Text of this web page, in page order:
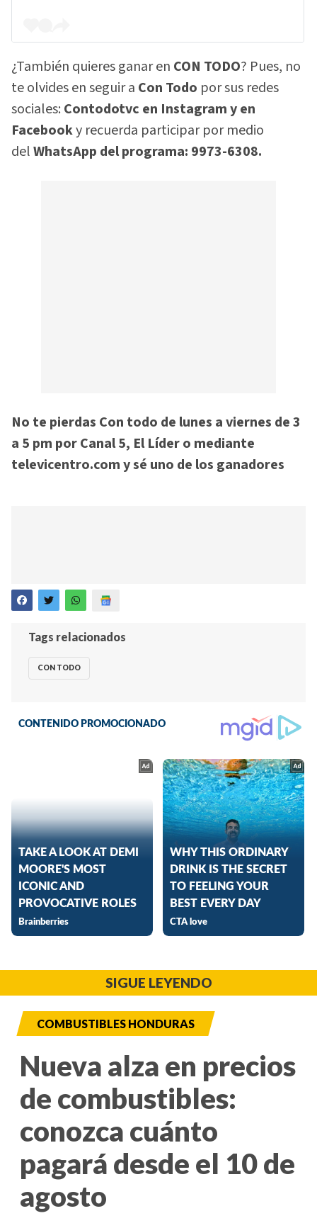
¿También quieres ganar en CON TODO? Pues, no
te olvides en seguir a Con Todo por sus redes
sociales: Contodotvc en Instagram y en
Facebooky recuerda participar por medio
delWhatsApp del programa: 9973-6308.
No te pierdas Con todo de lunes a viernes de 3
a 5 pm por Canal 5, El Líder o mediante
televicentro.com y sé uno de los ganadores
Tags relacionados
CON TODO
SIGUE LEYENDO
COMBUSTIBLES HONDURAS
Nueva alza en precios
de combustibles:
conozca cuánto
pagará desde el 10 de
agosto